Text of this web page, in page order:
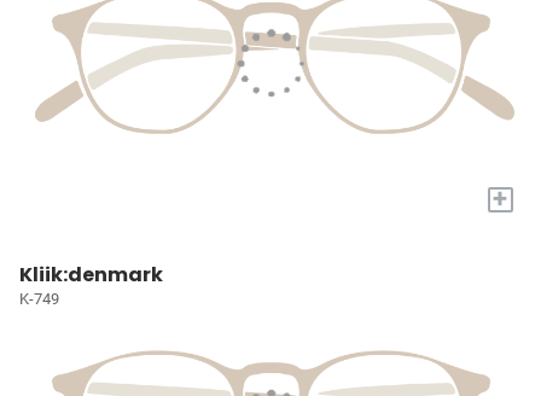
+
Kliik:denmark
K-749